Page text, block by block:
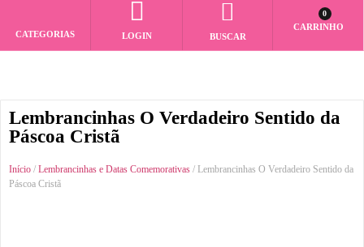
CATEGORIAS LOGIN BUSCAR
0
CARRINHO
Lembrancinhas O Verdadeiro Sentido da
Páscoa Cristã
Início / Lembrancinhas e Datas Comemorativas / Lembrancinhas O Verdadeiro Sentido da
Páscoa Cristã